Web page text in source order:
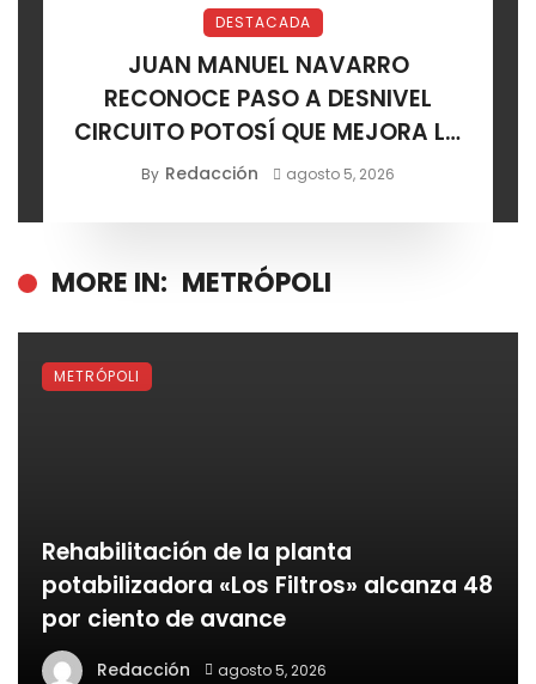
DESTACADA
JUAN MANUEL NAVARRO
RECONOCE PASO A DESNIVEL
CIRCUITO POTOSÍ QUE MEJORA LA
MOVILIDAD METROPOLITANA
By Redacción agosto 5, 2026
MORE IN: METRÓPOLI
Rehabilitación de la planta
potabilizadora «Los Filtros» alcanza 48
por ciento de avance
Redacción agosto 5, 2026
METRÓPOLI